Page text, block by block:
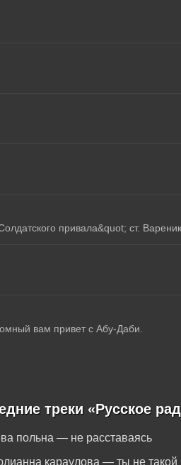
привала&quot; ст.
вам привет с Абу-Даби.
треки «Русское
польна — не расставаясь
караулова — ты не такой